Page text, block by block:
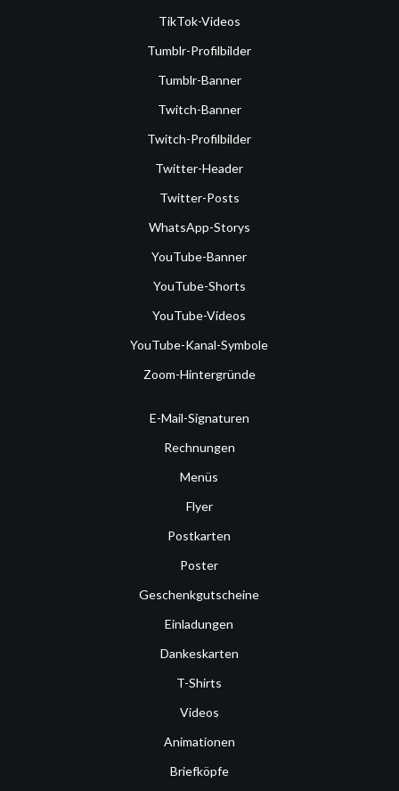
TikTok-Videos
Tumblr-Profilbilder
Tumblr-Banner
Twitch-Banner
Twitch-Profilbilder
Twitter-Header
Twitter-Posts
WhatsApp-Storys
YouTube-Banner
YouTube-Shorts
YouTube-Videos
YouTube-Kanal-Symbole
Zoom-Hintergründe
E-Mail-Signaturen
Rechnungen
Menüs
Flyer
Postkarten
Poster
Geschenkgutscheine
Einladungen
Dankeskarten
T-Shirts
Videos
Animationen
Briefköpfe